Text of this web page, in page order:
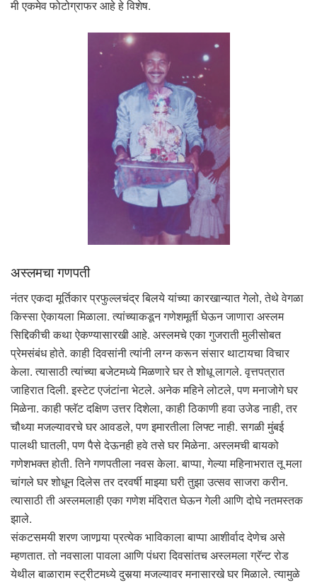
मी एकमेव फोटोग्राफर आहे हे विशेष.
अस्लमचा गणपती
नंतर एकदा मूर्तिकार प्रफुल्लचंद्र बिलये यांच्या कारखान्यात गेलो, तेथे वेगळा
किस्सा ऐकायला मिळाला. त्यांच्याकडून गणेशमूर्ती घेऊन जाणारा अस्लम
सिद्दिकीची कथा ऐकण्यासारखी आहे. अस्लमचे एका गुजराती मुलीसोबत
प्रेमसंबंध होते. काही दिवसांनी त्यांनी लग्न करून संसार थाटायचा विचार
केला. त्यासाठी त्यांच्या बजेटमध्ये मिळणारे घर ते शोधू लागले. वृत्तपत्रात
जाहिरात दिली. इस्टेट एजंटांना भेटले. अनेक महिने लोटले, पण मनाजोगे घर
मिळेना. काही फ्लॅट दक्षिण उत्तर दिशेला, काही ठिकाणी हवा उजेड नाही, तर
चौथ्या मजल्यावरचे घर आवडले, पण इमारतीला लिफ्ट नाही. सगळी मुंबई
पालथी घातली, पण पैसे देऊनही हवे तसे घर मिळेना. अस्लमची बायको
गणेशभक्त होती. तिने गणपतीला नवस केला. बाप्पा, गेल्या महिनाभरात तू मला
चांगले घर शोधून दिलेस तर दरवर्षी माझ्या घरी तुझा उत्सव साजरा करीन.
त्यासाठी ती अस्लमलाही एका गणेश मंदिरात घेऊन गेली आणि दोघे नतमस्तक
झाले.
संकटसमयी शरण जाणार्‍या प्रत्येक भाविकाला बाप्पा आशीर्वाद देणेच असे
म्हणतात. तो नवसाला पावला आणि पंधरा दिवसांतच अस्लमला ग्रॅन्ट रोड
येथील बाळाराम स्ट्रीटमध्ये दुसर्‍या मजल्यावर मनासारखे घर मिळाले. त्यामुळे